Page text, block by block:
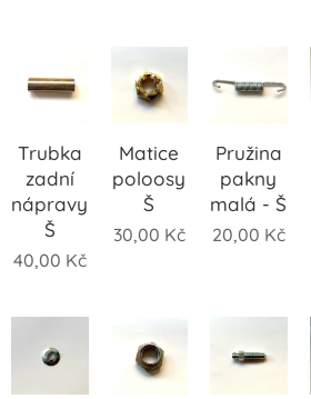
Trubka
zadní
nápravy
Š
40,00 Kč
Matice
poloosy
Š
30,00 Kč
Pružina
pakny
malá - Š
20,00 Kč